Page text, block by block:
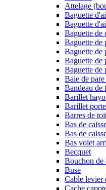
Attelage
Baguette
Baguette
Baguette de
Baguette de
Baguette de
Baguette de
Baguette de
Baie de
Bandeau de
Barillet
Barillet
Barres de
Bas de
Bas de
Bas volet
Becquet
Bouchon de
Buse
Cable levier
Cache